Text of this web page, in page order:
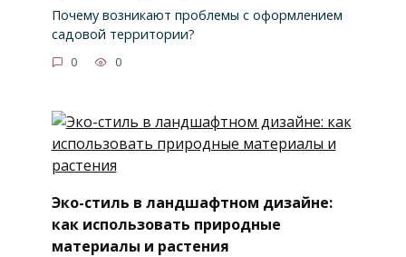
Почему возникают проблемы с оформлением
садовой территории?
0 0
Эко-стиль в ландшафтном дизайне:
как использовать природные
материалы и растения